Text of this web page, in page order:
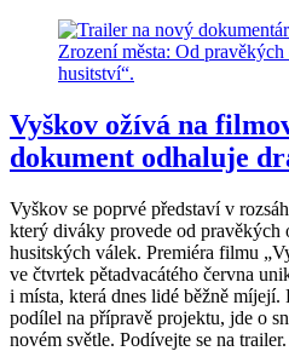
Vyškov ožívá na
dokument odhaluje
Vyškov se poprvé představí v
který diváky provede od pravěkých
husitských válek. Premiéra filmu
ve čtvrtek pětadvacátého června
i místa, která dnes lidé běžně míjejí.
podílel na přípravě projektu, jde o
novém světle. Podívejte se na trailer.